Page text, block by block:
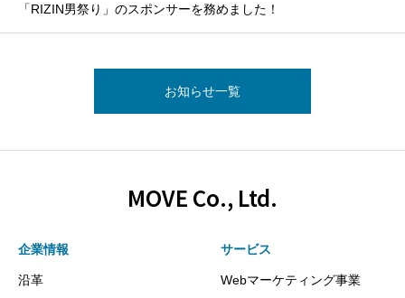
「RIZIN男祭り」のスポンサーを務めました！
お知らせ一覧
MOVE Co., Ltd.
企業情報
沿革
サービス
Webマーケティング事業